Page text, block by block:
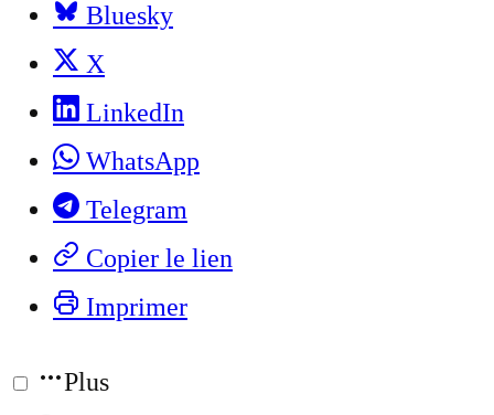
Bluesky
X
LinkedIn
WhatsApp
Telegram
Copier le lien
Imprimer
Plus